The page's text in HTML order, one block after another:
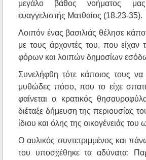
μεγάλο βάθος νοήματος
ευαγγελιστής Ματθαίος (18.23-35).
Λοιπόν ένας βασιλιάς θέλησε
με τους άρχοντές του, που είχαν
φόρων και λοιπών δημοσίων
Συνελήφθη τότε κάποιος τους να
μυθώδες πόσο, που το είχε
φαίνεται ο κρατικός
διέταξε δήμευση της περιουσίας
ίδιου και όλης της οικογένειάς
Ο αυλικός συντετριμμένος και
του υποσχέθηκε τα αδύνατα: